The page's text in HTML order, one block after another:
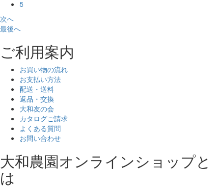
5
次へ
最後へ
ご利用案内
お買い物の流れ
お支払い方法
配送・送料
返品・交換
大和友の会
カタログご請求
よくある質問
お問い合わせ
大和農園オンラインショップと
は